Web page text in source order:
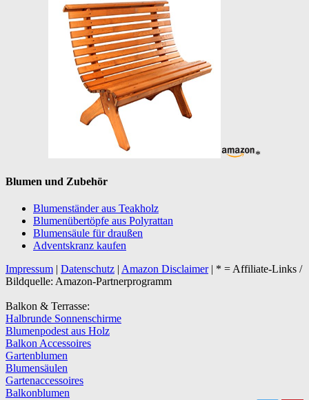
*
Blumen und Zubehör
Blumenständer aus Teakholz
Blumenübertöpfe aus Polyrattan
Blumensäule für draußen
Adventskranz kaufen
Impressum
Datenschutz Amazon Disclaimer| * = Affiliate-Links /
Bildquelle: Amazon-Partnerprogramm
Balkon & Terrasse:
Halbrunde Sonnenschirme
Blumenpodest aus Holz
Balkon Accessoires
Gartenblumen
Blumensäulen
Gartenaccessoires
Balkonblumen